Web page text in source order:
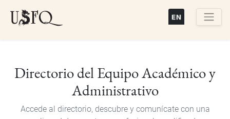
Directorio del Equipo Académico y
Administrativo
Accede al directorio, descubre y comunícate con una